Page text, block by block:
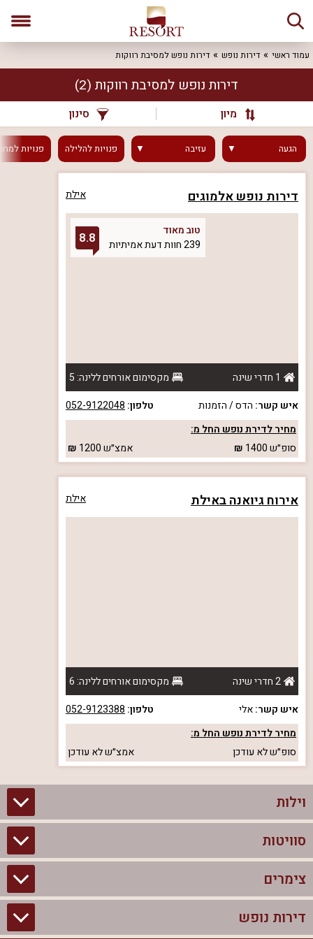
עמוד ראשי דירות נופש דירות נופש למסיבת רווקות
דירות נופש למסיבת רווקות (2)
מיון סינון
הגעה עזיבה פנויותלהלילה פנויות
דירות נופש אלמוגים אילת
טוב מאוד
239 חוות דעת אמיתיות
8.8
1 חדרי שינה
מקסימום אורחים ללינה: 5
איש קשר: הדס / הזמנות טלפון: 052-9122048
מחיר לדירת נופש החל מ:
סופ״ש1400 אמצ״ש1200
אירוח גיואנה באילת אילת
2 חדרי שינה
מקסימום אורחים ללינה: 6
איש קשר:אלי טלפון: 052-9123388
מחיר לדירת נופש החל מ:
סופ״שלא עודכן אמצ״שלא עודכן
וילות
וילות בצפון
וילות להשכרה
סוויטות
סוויטות בצפון
צימרים לזוגות עם בריכה פרטית
צימרים
צימרים בצפון
דירות נופש